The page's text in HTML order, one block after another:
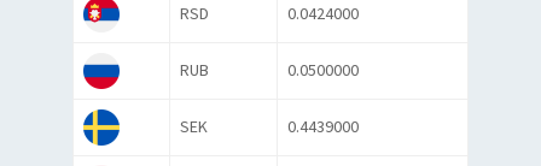
RSD 0.0424000
RUB 0.0500000
SEK 0.4439000